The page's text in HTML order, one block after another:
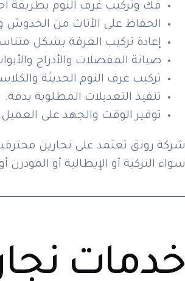
فك وتركيب غرف النوم بطريقة
الحفاظ على الأثاث من الخدوش
إعادة تركيب الغرفة بشكل
صيانة المفصلات والأدراج
تركيب غرف النوم الحديثة
تنفيذ التعديلات المطلوبة بدقة.
توفير الوقت والجهد على
شركة رونق تعتمد على نجارين
سواء التركية أو الإيطالية أو المودرن
خدمات